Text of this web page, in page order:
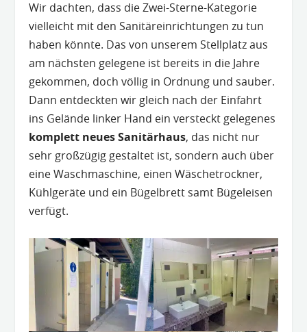
Wir dachten, dass die Zwei-Sterne-Kategorie
vielleicht mit den Sanitäreinrichtungen zu tun
haben könnte. Das von unserem Stellplatz aus
am nächsten gelegene ist bereits in die Jahre
gekommen, doch völlig in Ordnung und sauber.
Dann entdeckten wir gleich nach der Einfahrt
ins Gelände linker Hand ein versteckt gelegenes
komplett neues Sanitärhaus, das nicht nur
sehr großzügig gestaltet ist, sondern auch über
eine Waschmaschine, einen Wäschetrockner,
Kühlgeräte und ein Bügelbrett samt Bügeleisen
verfügt.